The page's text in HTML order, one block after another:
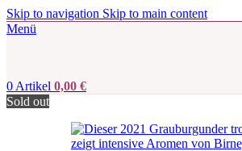
Skip to navigation Skip to main content
Menü
0 Artikel 0,00 €
Sold out